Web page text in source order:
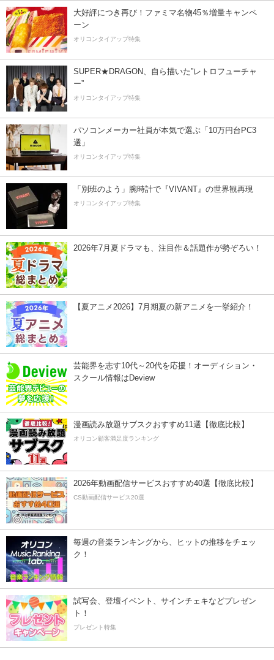
大好評につき再び！ファミマ名物45％増量キャンペ
ーン
オリコンタイアップ特集
SUPER★DRAGON、自ら描いた”レトロフューチャ
ー”
オリコンタイアップ特集
パソコンメーカー社員が本気で選ぶ「10万円台PC3
選」
オリコンタイアップ特集
「別班のよう」腕時計で『VIVANT』の世界観再現
オリコンタイアップ特集
2026年7月夏ドラマも、注目作＆話題作が勢ぞろい！
【夏アニメ2026】7月期夏の新アニメを一挙紹介！
芸能界を志す10代～20代を応援！オーディション・
スクール情報はDeview
漫画読み放題サブスクおすすめ11選【徹底比較】
オリコン顧客満足度ランキング
2026年動画配信サービスおすすめ40選【徹底比較】
CS動画配信サービス20選
毎週の音楽ランキングから、ヒットの推移をチェッ
ク！
試写会、登壇イベント、サインチェキなどプレゼン
ト！
プレゼント特集